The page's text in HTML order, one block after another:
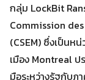
กลุ่ม LockBit
Commission
(CSEM) ซึ่งเป็นห
เมือง Montreal ป
มือระหว่างรัฐกับภ